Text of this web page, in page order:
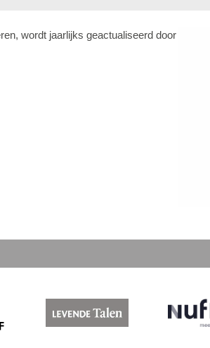
wordt jaarlijks geactualiseerd door